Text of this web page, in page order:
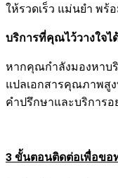
ให้รวดเร็ว แม่นยำ พร้
บริการที่คุณไว้วางใจไ
หากคุณกำลังมองหาบ
แปลเอกสารคุณภาพสูง
คำปรึกษาและบริการ
3 ขั้นตอนติดต่อเพื่อขอ